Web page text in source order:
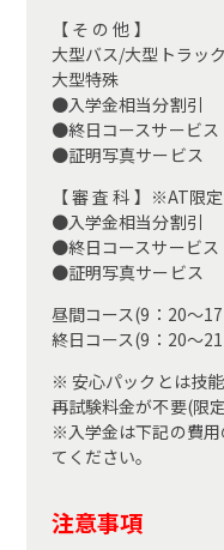
【 そ の 他 】
大型バス/大型トラッ
大型特殊
●入学金相当分割引
●終日コースサービス
●証明写真サービス
【 審 査 科 】※AT限
●入学金相当分割引
●終日コースサービス
●証明写真サービス
昼間コース(9：20～
終日コース(9：20～
※ 安心パックとは技
再試験料金が不要(限
※入学金は下記の費
てください。
注意事項